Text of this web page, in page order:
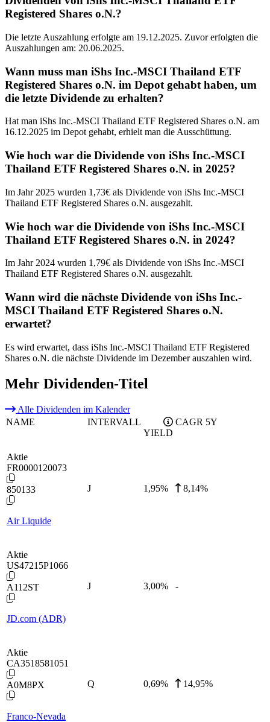
Registered Shares o.N.?
Die letzte Auszahlung erfolgte am 19.12.2025. Zuvor erfolgten die
Auszahlungen am: 20.06.2025.
Wann muss man iShs Inc.-MSCI Thailand ETF
Registered Shares o.N. im Depot gehabt haben, um
die letzte Dividende zu erhalten?
Hat man iShs Inc.-MSCI Thailand ETF Registered Shares o.N. am
16.12.2025 im Depot gehabt, erhielt man die Ausschüttung.
Wie hoch war die Dividende von iShs Inc.-MSCI
Thailand ETF Registered Shares o.N. in 2025?
Im Jahr 2025 wurden 1,73€ als Dividende von iShs Inc.-MSCI
Thailand ETF Registered Shares o.N. ausgezahlt.
Wie hoch war die Dividende von iShs Inc.-MSCI
Thailand ETF Registered Shares o.N. in 2024?
Im Jahr 2024 wurden 1,79€ als Dividende von iShs Inc.-MSCI
Thailand ETF Registered Shares o.N. ausgezahlt.
Wann wird die nächste Dividende von iShs Inc.-
MSCI Thailand ETF Registered Shares o.N.
erwartet?
Es wird erwartet, dass iShs Inc.-MSCI Thailand ETF Registered
Shares o.N. die nächste Dividende im Dezember auszahlen wird.
Mehr Dividenden-Titel
Alle Dividenden im Kalender
NAME
INTERVALL
YIELD
CAGR 5Y
Aktie
FR0000120073
850133
Air Liquide
J 1,95% 8,14%
Aktie
US47215P1066
A112ST
JD.com (ADR)
J 3,00% -
Aktie
CA3518581051
A0M8PX
Franco-Nevada
Q 0,69% 14,95%